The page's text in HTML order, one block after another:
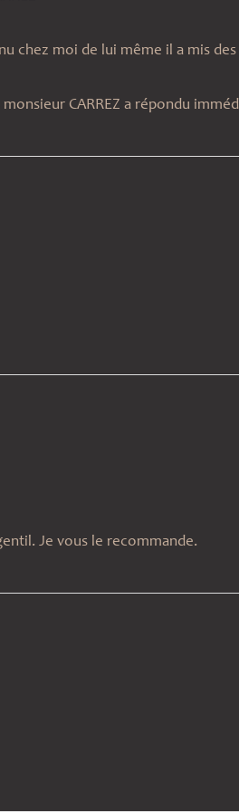
chez moi de lui même il a mis des
CARREZ a répondu
Je vous le recommande.